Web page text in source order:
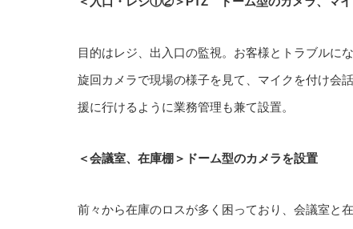
目的はレジ、出入口の監視。お客様とトラブルに
旋回カメラで現場の様子を見て、マイクを付け会
援に行けるように業務管理も兼て設置。
＜会議室、在庫棚＞ドーム型のカメラを設置
前々から在庫のロスが多く困っており、会議室と